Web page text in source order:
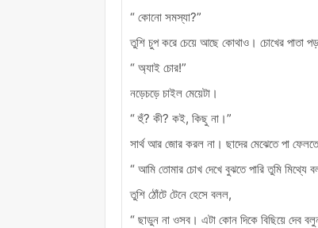
“ কোনো সমস্যা?”
তুশি চুপ করে চেয়ে আছে কোথাও। চোখের পাতা
“ অ্যাই চোর!”
নড়েচড়ে চাইল মেয়েটা।
“ হুঁ? কী? কই, কিছু না।”
সার্থ আর জোর করল না। ছাদের মেঝেতে পা
“ আমি তোমার চোখ দেখে বুঝতে পারি তুমি
তুশি ঠোঁটে টেনে হেসে বলল,
“ ছাডুন না ওসব। এটা কোন দিকে বিছিয়ে দেব